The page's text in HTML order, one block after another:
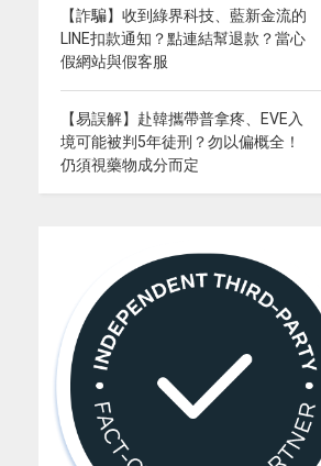
【詐騙】收到綠界科技、藍新金流的
LINE扣款通知？點連結幫退款？當心
假網站與假客服
【易誤解】赴韓攜帶普拿疼、EVE入
境可能被判5年徒刑？勿以偏概全！
仍須視藥物成分而定